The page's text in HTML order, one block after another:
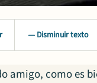
Disminuir texto
amigo, como es